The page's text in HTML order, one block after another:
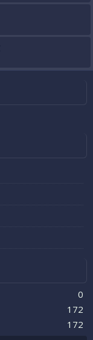
0
172
172